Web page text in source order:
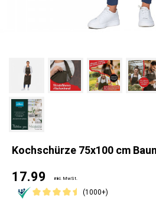
Kochschürze 75x100 cm
17.99 inkl. MwSt.
(1000+)